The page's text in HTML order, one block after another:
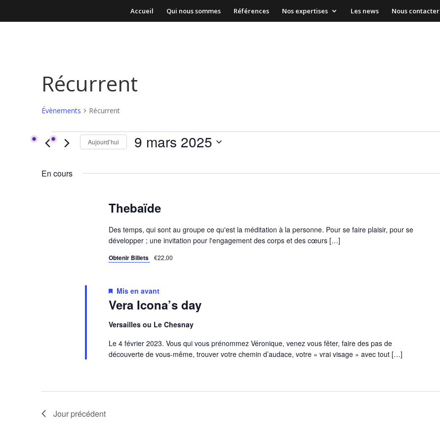
Accueil Qui nous sommes Références Nos expertises Les news Nous contacter
Récurrent
Évènements Récurrent
Évènements
for
mars
Aujourd’hui 9 mars 2025
En cours
Thebaïde
Des temps, qui sont au groupe ce qu'est la méditation à la personne. Pour se faire plaisir, pour se
développer ; une invitation pour l'engagement des corps et des cœurs […]
Obtenir Billets €22,00
Vera Icona’s day
Mis en avant
Versailles ou Le Chesnay
Le 4 février 2023. Vous qui vous prénommez Véronique, venez vous fêter, faire des pas de
découverte de vous-même, trouver votre chemin d’audace, votre « vrai visage » avec tout […]
Jour précédent